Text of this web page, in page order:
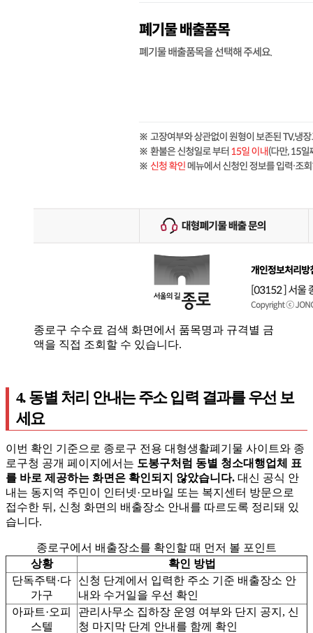
종로구 수수료 검색 화면에서 품목명과 규격별 금
액을 직접 조회할 수 있습니다.
4. 동별 처리 안내는 주소 입력 결과를 우선 보
세요
이번 확인 기준으로 종로구 전용 대형생활폐기물 사이트와 종
로구청 공개 페이지에서는 도봉구처럼 동별 청소대행업체 표
를 바로 제공하는 화면은 확인되지 않았습니다. 대신 공식 안
내는 동지역 주민이 인터넷·모바일 또는 복지센터 방문으로
접수한 뒤, 신청 화면의 배출장소 안내를 따르도록 정리돼 있
습니다.
종로구에서 배출장소를 확인할 때 먼저 볼 포인트
상황
확인 방법
단독주택·다
가구
신청 단계에서 입력한 주소 기준 배출장소 안
내와 수거일을 우선 확인
아파트·오피
스텔
관리사무소 집하장 운영 여부와 단지 공지, 신
청 마지막 단계 안내를 함께 확인